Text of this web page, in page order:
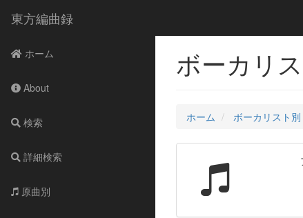
東方編曲録
ホーム
About
検索
詳細検索
原曲別
ボーカリ
ホーム ボーカリスト別